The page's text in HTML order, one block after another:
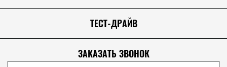
ТЕСТ-ДРАЙВ
ЗАКАЗАТЬ ЗВОНОК